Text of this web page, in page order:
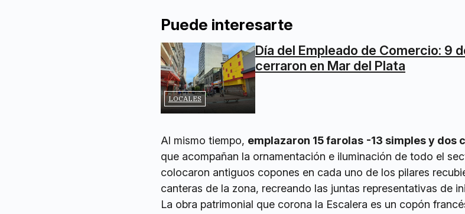
Puede interesarte
LOCALES
Día del Empleado de Comercio: 9
cerraron en Mar del Plata
Al mismo tiempo, emplazaron 15 farolas -13 simples y dos
que acompañan la ornamentación e iluminación de todo el
colocaron antiguos copones en cada uno de los pilares
canteras de la zona, recreando las juntas representativas de
La obra patrimonial que corona la Escalera es un copón